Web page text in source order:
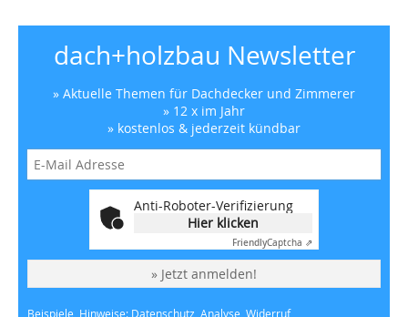
dach+holzbau Newsletter
» Aktuelle Themen für Dachdecker und Zimmerer
» 12 x im Jahr
» kostenlos & jederzeit kündbar
Anti-Roboter-Verifizierung
Hier klicken
FriendlyCaptcha ⇗
» Jetzt anmelden!
Beispiele, Hinweise: Datenschutz, Analyse, Widerruf